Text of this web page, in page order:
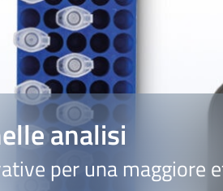
analisi
per una maggiore